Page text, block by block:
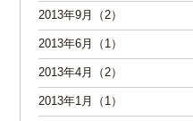
2013年9月（2）
2013年6月（1）
2013年4月（2）
2013年1月（1）